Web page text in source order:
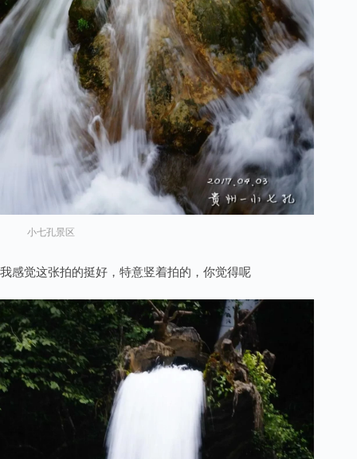
小七孔景区
我感觉这张拍的挺好，特意竖着拍的，你觉得呢